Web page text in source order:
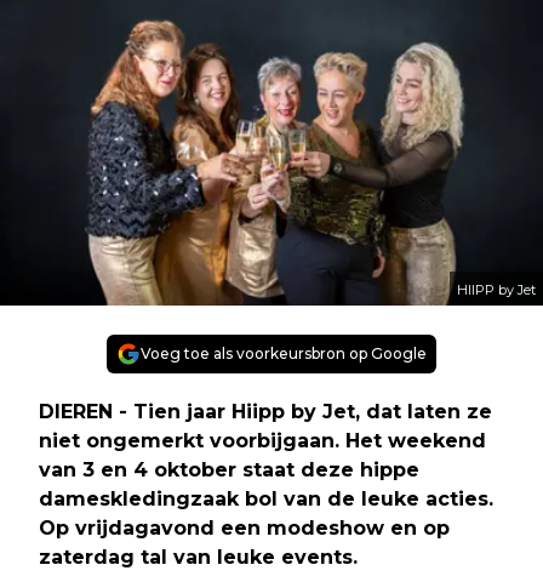
HIIPP by Jet
Voeg toe als voorkeursbron op Google
DIEREN - Tien jaar Hiipp by Jet, dat laten ze
niet ongemerkt voorbijgaan. Het weekend
van 3 en 4 oktober staat deze hippe
dameskledingzaak bol van de leuke acties.
Op vrijdagavond een modeshow en op
zaterdag tal van leuke events.